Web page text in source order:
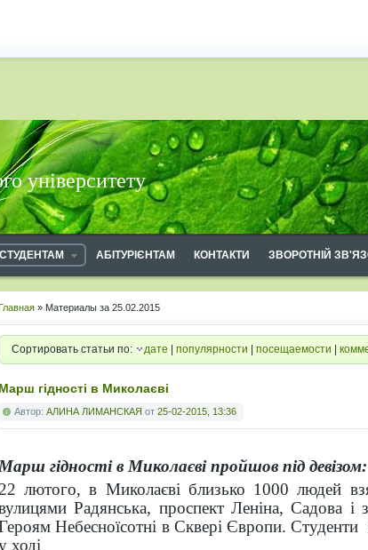
університету
СТУДЕНТАМ АБІТУРІЄНТАМ КОНТАКТИ ЗВОРОТНІЙ
» Материалы за 25.02.2015
Сортировать статьи по: дате популярности посещаемости
Марш гідності в Миколаєві
Автор: АЛИНА ЛИМАНСКАЯ от 25-02-2015, 13:36
Марш гідності в Миколаєві пройшов під
22 лютого, в Миколаєві близько 1000 людей
Радянська, проспект Леніна, Садова
Небесноїсотні в Сквері Європи. Студенти
ході